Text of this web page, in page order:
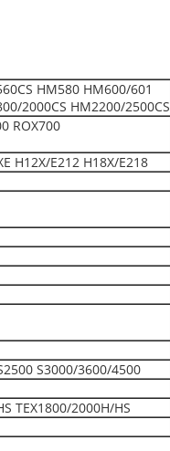
HM580 HM600/601
2000CS HM2200/2500CS
ROX700
H12X/E212 H18X/E218
S3000/3600/4500
TEX1800/2000H/HS